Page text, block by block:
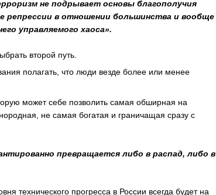
не подрывает основы благополучия
репрессии в отношении большинства и вообще
управляемого хаоса».
второй путь.
полагать, что люди везде более или менее
может себе позволить самая обширная на
не самая богатая и граничащая сразу с
превращается либо в распад, либо в
технического прогресса в России всегда будет на